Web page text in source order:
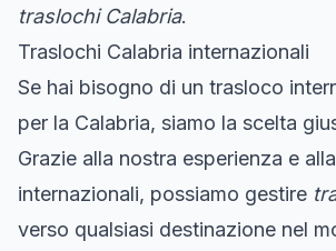
traslochi Calabria.
Traslochi Calabria internazionali
Se hai bisogno di un trasloco
per la Calabria, siamo la scelta
Grazie alla nostra esperienza e
internazionali, possiamo gestire
verso qualsiasi destinazione nel